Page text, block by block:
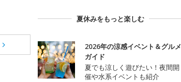
夏休みをもっと楽しむ
2026年の涼感イベント＆グルメ
ガイド
夏でも涼しく遊びたい！夜間開
催や水系イベントも紹介